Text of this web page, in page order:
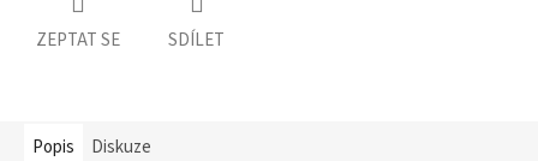
ZEPTAT SE SDÍLET
Popis Diskuze